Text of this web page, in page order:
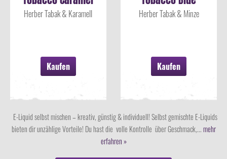
Aroma 7ml
Herber Tabak & Karamell
Kaufen
Aroma 7ml
Herber Tabak & Minze
Kaufen
E-Liquid selbst mischen – kreativ, günstig & individuell! Selbst gemischte E-Liquids
bieten dir unzählige Vorteile! Du hast die volle Kontrolle über Geschmack,...mehr
erfahren »